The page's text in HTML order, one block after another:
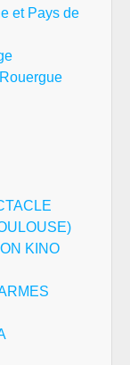
et Pays de
KINO